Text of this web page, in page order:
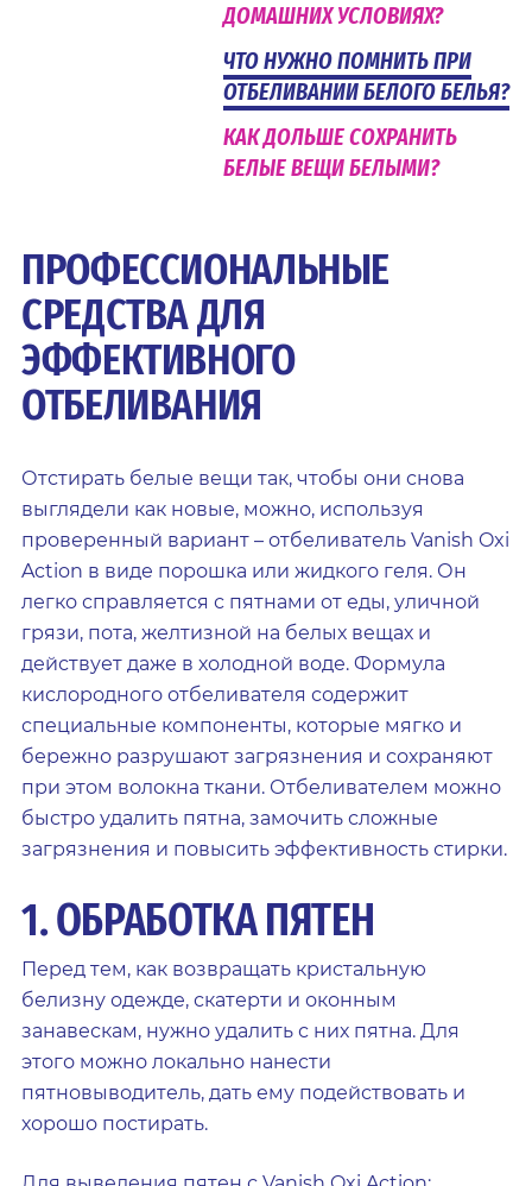
ДОМАШНИХ УСЛОВИЯХ?
ЧТО НУЖНО ПОМНИТЬ ПРИ
ОТБЕЛИВАНИИ БЕЛОГО БЕЛЬЯ?
КАК ДОЛЬШЕ СОХРАНИТЬ
БЕЛЫЕ ВЕЩИ БЕЛЫМИ?
ПРОФЕССИОНАЛЬНЫЕ
СРЕДСТВА ДЛЯ
ЭФФЕКТИВНОГО
ОТБЕЛИВАНИЯ
Отстирать белые вещи так, чтобы они снова
выглядели как новые, можно, используя
проверенный вариант – отбеливатель Vanish Oxi
Action в виде порошка или жидкого геля. Он
легко справляется с пятнами от еды, уличной
грязи, пота, желтизной на белых вещах и
действует даже в холодной воде. Формула
кислородного отбеливателя содержит
специальные компоненты, которые мягко и
бережно разрушают загрязнения и сохраняют
при этом волокна ткани. Отбеливателем можно
быстро удалить пятна, замочить сложные
загрязнения и повысить эффективность стирки.
1. ОБРАБОТКА ПЯТЕН
Перед тем, как возвращать кристальную
белизну одежде, скатерти и оконным
занавескам, нужно удалить с них пятна. Для
этого можно локально нанести
пятновыводитель, дать ему подействовать и
хорошо постирать.